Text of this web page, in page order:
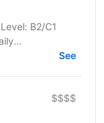
See
$$$$